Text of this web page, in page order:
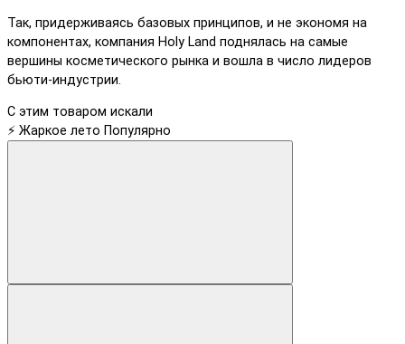
Так, придерживаясь базовых принципов, и не экономя на
компонентах, компания Holy Land поднялась на самые
вершины косметического рынка и вошла в число лидеров
бьюти-индустрии.
С этим товаром искали
⚡ Жаркое лето Популярно